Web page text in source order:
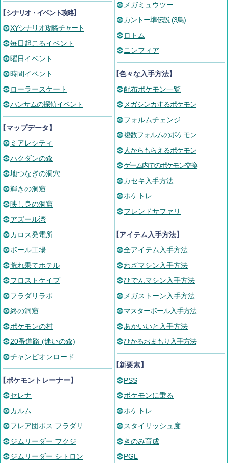
シナリオ・イベント攻略】
XYシナリオ攻略チャート
毎日起こるイベント
曜日イベント
時間イベント
ローラースケート
ハンサムの探偵イベント
マップデータ】
ミアレシティ
ハクダンの森
地つなぎの洞穴
輝きの洞窟
映し身の洞窟
アズール湾
カロス発電所
ボール工場
荒れ果てホテル
フロストケイブ
フラダリラボ
終の洞窟
ポケモンの村
20番道路 (迷いの森)
チャンピオンロード
ポケモントレーナー】
セレナ
カルム
フレア団ボス フラダリ
ジムリーダー フクジ
ジムリーダー シトロン
メガミュウツー
カントー準伝説 (3鳥)
ロトム
ニンフィア
【色々な入手方法】
配布ポケモン一覧
メガシンカするポケモン
フォルムチェンジ
複数フォルムのポケモン
人からもらえるポケモン
ゲーム内でのポケモン交換
カセキ入手方法
ポケトレ
フレンドサファリ
【アイテム入手方法】
全アイテム入手方法
わざマシン入手方法
ひでんマシン入手方法
メガストーン入手方法
マスターボール入手方法
あかいいと入手方法
ひかるおまもり入手方法
【新要素】
PSS
ポケモンに乗る
ポケトレ
スタイリッシュ度
きのみ育成
PGL